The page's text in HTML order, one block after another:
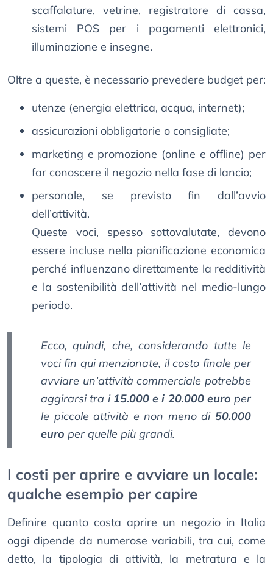
scaffalature, vetrine, registratore di cassa,
sistemi POS per i pagamenti elettronici,
illuminazione e insegne.
Oltre a queste, è necessario prevedere budget per:
utenze (energia elettrica, acqua, internet);
assicurazioni obbligatorie o consigliate;
marketing e promozione (online e offline) per
far conoscere il negozio nella fase di lancio;
personale, se previsto fin dall’avvio
dell’attività.
Queste voci, spesso sottovalutate, devono
essere incluse nella pianificazione economica
perché influenzano direttamente la redditività
e la sostenibilità dell’attività nel medio-lungo
periodo.
Ecco, quindi, che, considerando tutte le
voci fin qui menzionate, il costo finale per
avviare un’attività commerciale potrebbe
aggirarsi tra i 15.000 e i 20.000 euro per
le piccole attività e non meno di 50.000
euro per quelle più grandi.
I costi per aprire e avviare un locale:
qualche esempio per capire
Definire quanto costa aprire un negozio in Italia
oggi dipende da numerose variabili, tra cui, come
detto, la tipologia di attività, la metratura e la